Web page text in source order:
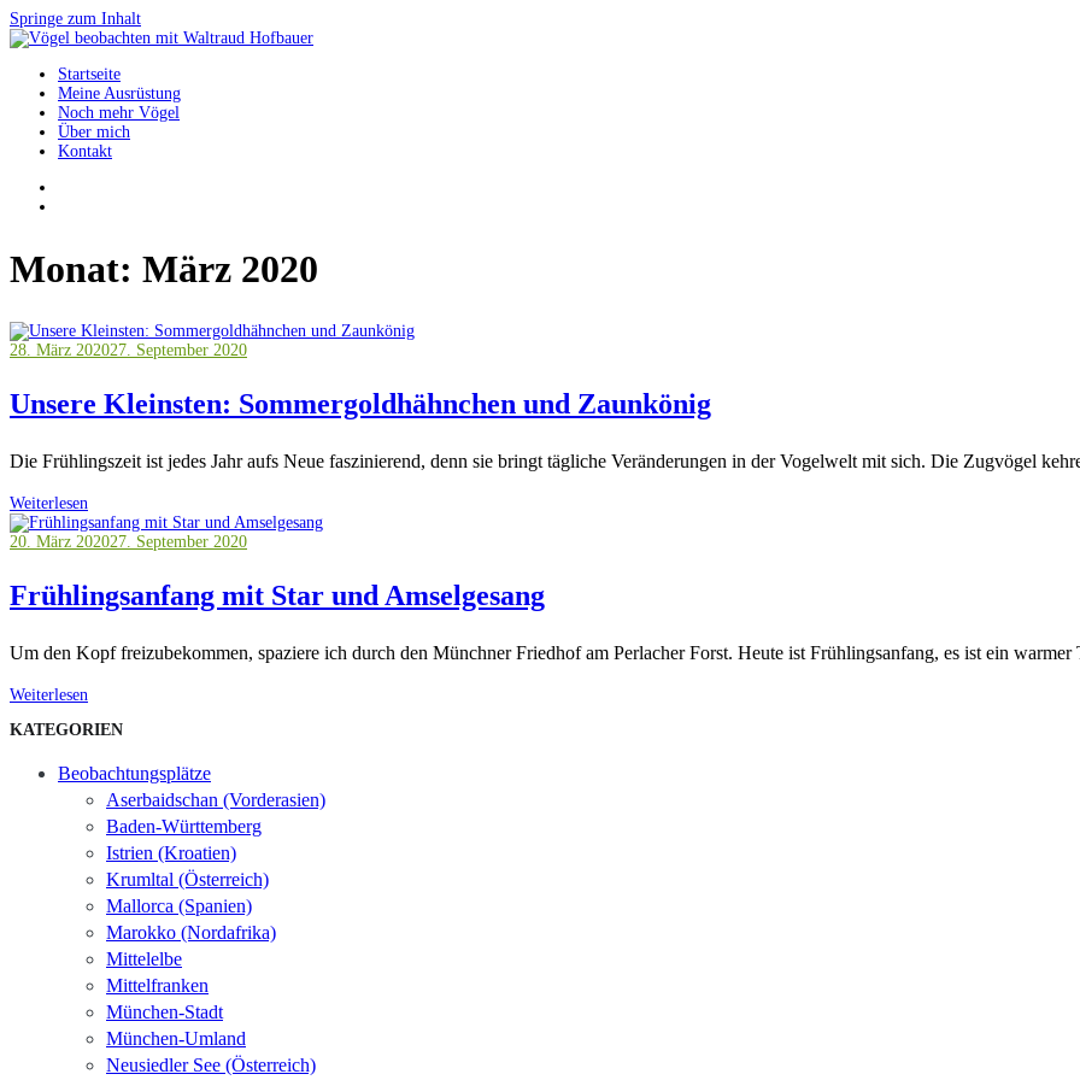
Springe zum Inhalt
Vögel beobachten mit Waltraud Hofbauer
Startseite
Meine Ausrüstung
Noch mehr Vögel
Über mich
Kontakt
Monat: März 2020
28. März 202027. September 2020
Unsere Kleinsten: Sommergoldhähnchen und Zaunkönig
Die Frühlingszeit ist jedes Jahr aufs Neue faszinierend, denn sie bringt tägliche Veränderungen in der Vogelwelt mit sich. Die Zugvögel
Weiterlesen
20. März 202027. September 2020
Frühlingsanfang mit Star und Amselgesang
Um den Kopf freizubekommen, spaziere ich durch den Münchner Friedhof am Perlacher Forst. Heute ist Frühlingsanfang, es ist ein
Weiterlesen
KATEGORIEN
Beobachtungsplätze
Aserbaidschan (Vorderasien)
Baden-Württemberg
Istrien (Kroatien)
Krumltal (Österreich)
Mallorca (Spanien)
Marokko (Nordafrika)
Mittelelbe
Mittelfranken
München-Stadt
München-Umland
Neusiedler See (Österreich)